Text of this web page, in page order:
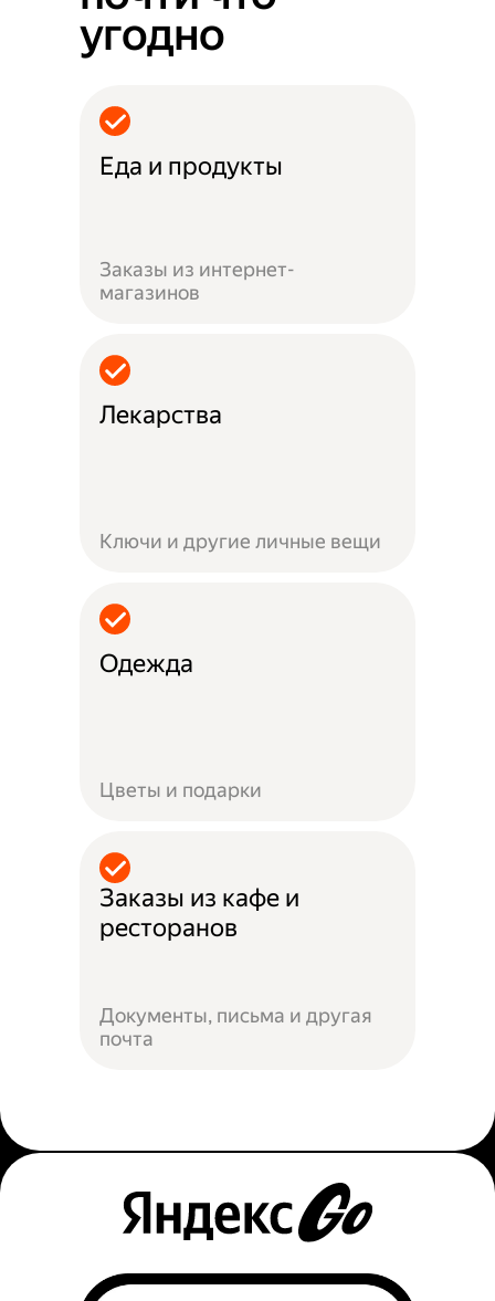
угодно
Еда и продукты
Заказы из интернет-
магазинов
Лекарства
Ключи и другие личные вещи
Одежда
Цветы и подарки
Заказы из кафе и
ресторанов
Документы, письма и другая
почта